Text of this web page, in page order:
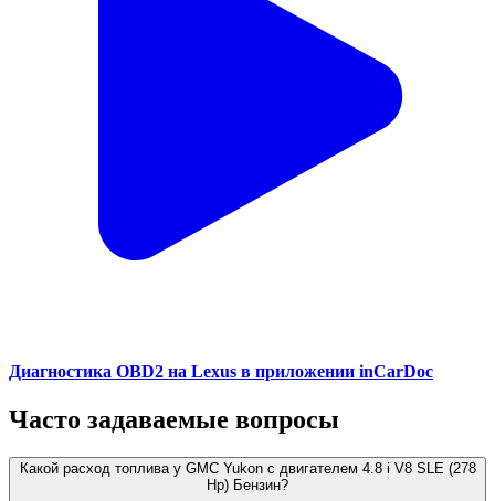
Диагностика OBD2 на Lexus в приложении inCarDoc
Часто задаваемые вопросы
Какой расход топлива у GMC Yukon с двигателем 4.8 i V8 SLE (278
Hp) Бензин?